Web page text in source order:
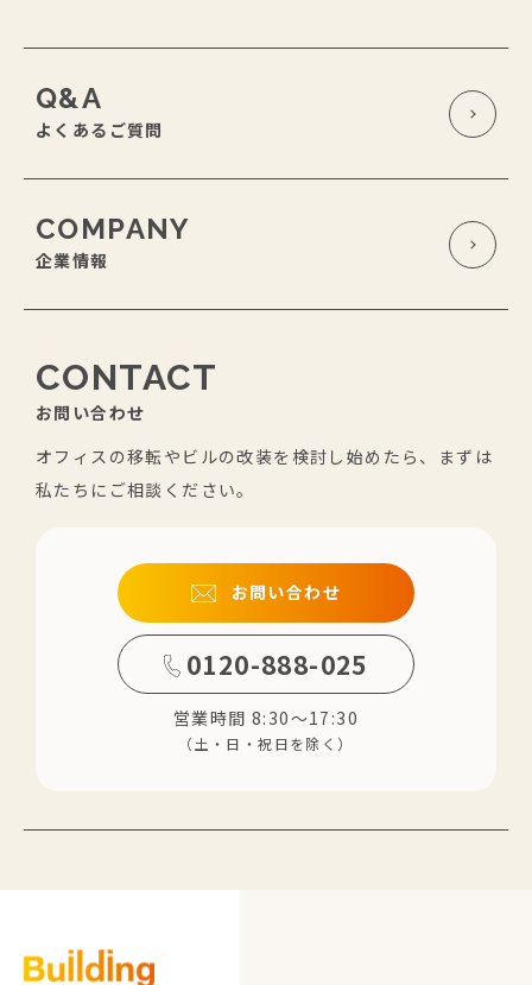
Q&A
よくあるご質問
COMPANY
企業情報
CONTACT
お問い合わせ
オフィスの移転やビルの改装を検討し始めたら、まずは
私たちにご相談ください。
お問い合わせ
0120-888-025
営業時間 8:30～17:30
（土・日・祝日を除く）